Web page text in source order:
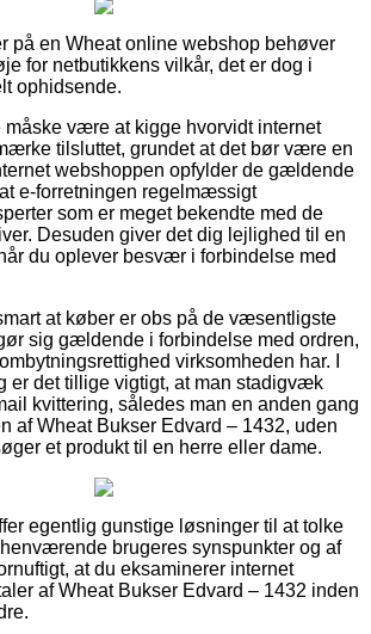
på en Wheat online webshop behøver
for netbutikkens vilkår, det er dog i
ophidsende.
måske være at kigge hvorvidt internet
tilsluttet, grundet at det bør være en
webshoppen opfylder de gældende
e-forretningen regelmæssigt
som er meget bekendte med de
Desuden giver det dig lejlighed til en
du oplever besvær i forbindelse med
at køber er obs på de væsentligste
sig gældende i forbindelse med ordren,
virksomheden har. I
er det tillige vigtigt, at man stadigvæk
kvittering, således man en anden gang
af Wheat Bukser Edvard – 1432, uden
et produkt til en herre eller dame.
egentlig gunstige løsninger til at tolke
brugeres synspunkter og af
at du eksaminerer internet
af Wheat Bukser Edvard – 1432 inden